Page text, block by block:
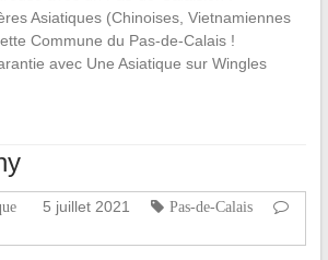
Asiatiques (Chinoises, Vietnamiennes
Commune du Pas-de-Calais !
avec Une Asiatique sur Wingles
5 juillet 2021
Pas-de-Calais